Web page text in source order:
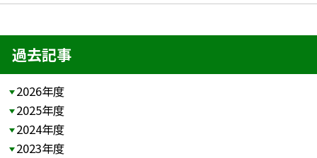
過去記事
2026年度
2025年度
2024年度
2023年度